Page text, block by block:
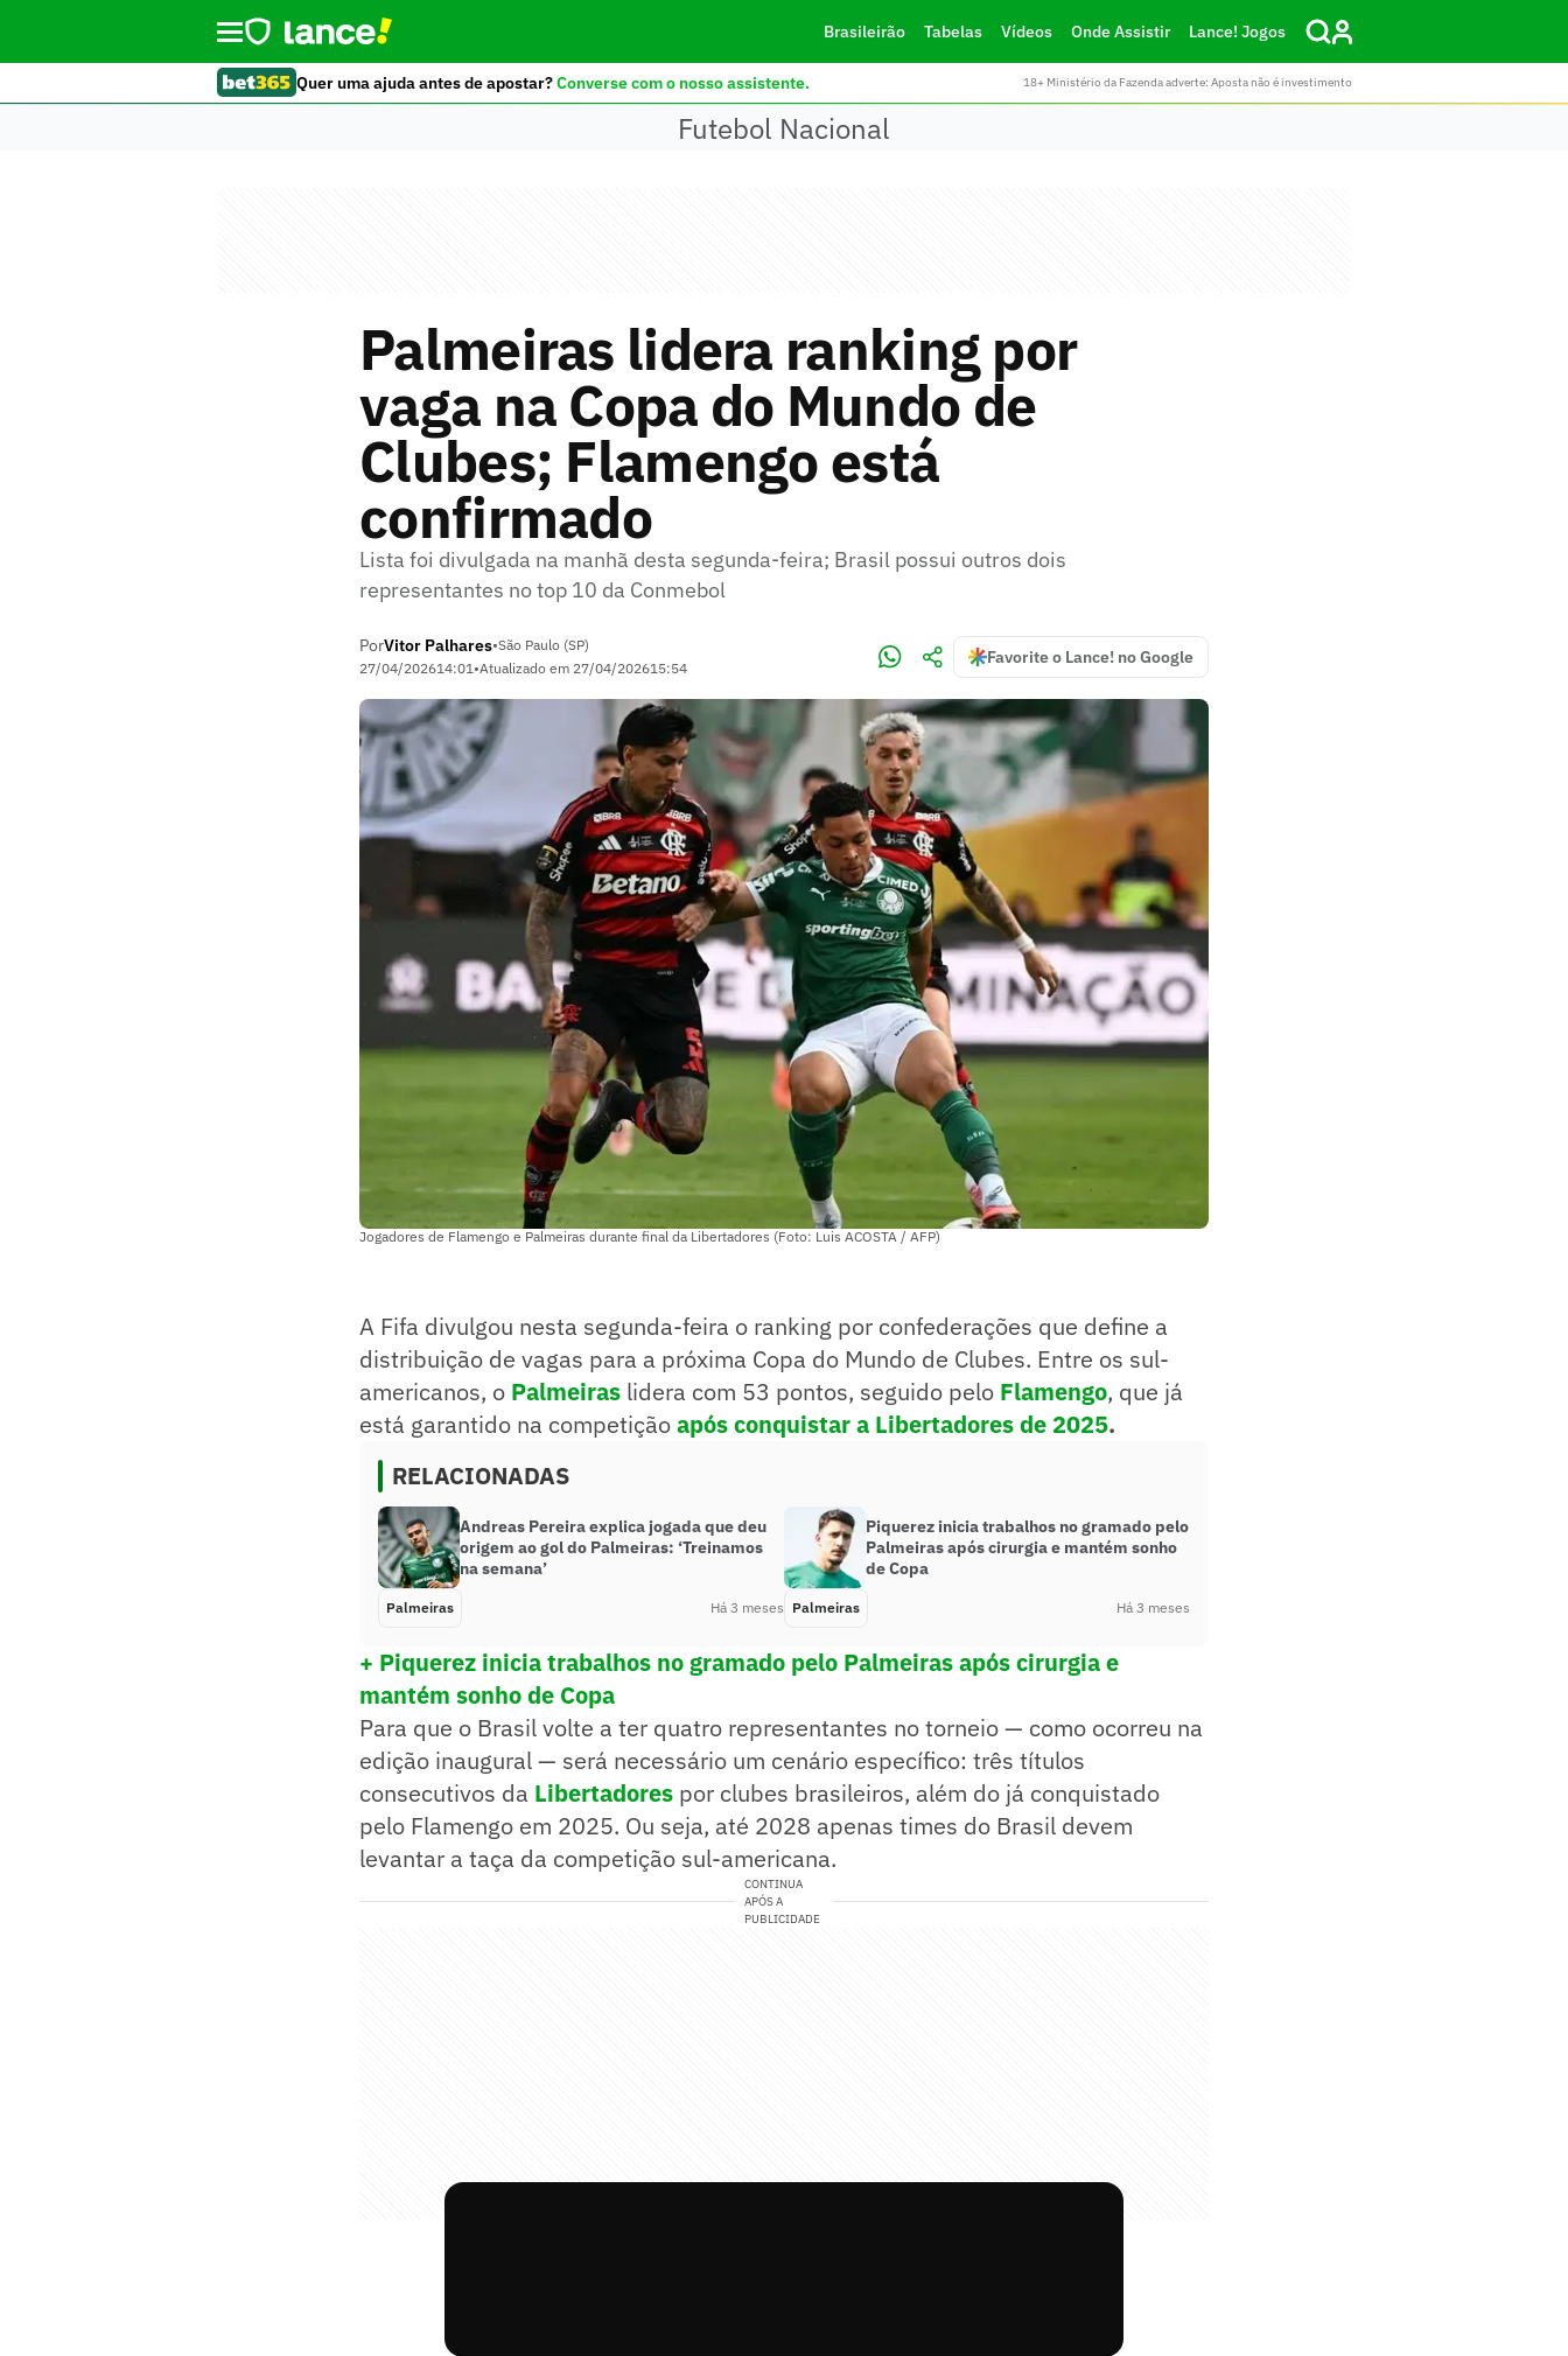
Brasileirão Tabelas Vídeos Onde Assistir Lance! Jogos
Quer uma ajuda antes de apostar?Converse com o nosso assistente. 18+ Ministério da Fazenda adverte: Aposta não é investimento
Futebol Nacional
Palmeiras lidera ranking por
vaga na Copa do Mundo de
Clubes; Flamengo está
confirmado
Lista foi divulgada na manhã desta segunda-feira; Brasil possui outros dois
representantes no top 10 da Conmebol
PorVitor Palhares•São Paulo (SP)
27/04/202614:01•Atualizado em 27/04/202615:54
Favorite o Lance! no Google
Jogadores de Flamengo e Palmeiras durante final da Libertadores (Foto: Luis ACOSTA / AFP)
A Fifa divulgou nesta segunda-feira o ranking por confederações que define a
distribuição de vagas para a próxima Copa do Mundo de Clubes. Entre os sul-
americanos, o Palmeiras lidera com 53 pontos, seguido pelo Flamengo, que já
está garantido na competiçãoapós conquistar a Libertadores de 2025.
RELACIONADAS
Andreas Pereira explica jogada que deu
origem ao gol do Palmeiras: ‘Treinamos
na semana’
Palmeiras Há 3 meses
Piquerez inicia trabalhos no gramado pelo
Palmeiras após cirurgia e mantém sonho
de Copa
Palmeiras Há 3 meses
+ Piquerez inicia trabalhos no gramado pelo Palmeiras após cirurgia e
mantém sonho de Copa
Para que o Brasil volte a ter quatro representantes no torneio — como ocorreu na
edição inaugural — será necessário um cenário específico: três títulos
consecutivos da Libertadores por clubes brasileiros, além do já conquistado
pelo Flamengo em 2025. Ou seja, até 2028 apenas times do Brasil devem
levantar a taça da competição sul-americana.
CONTINUA
APÓS A
PUBLICIDADE